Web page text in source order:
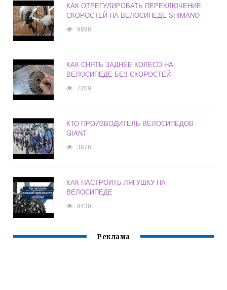
КАК ОТРЕГУЛИРОВАТЬ ПЕРЕКЛЮЧЕНИЕ
СКОРОСТЕЙ НА ВЕЛОСИПЕДЕ SHIMANO
9898
КАК СНЯТЬ ЗАДНЕЕ КОЛЕСО НА
ВЕЛОСИПЕДЕ БЕЗ СКОРОСТЕЙ
7209
КТО ПРОИЗВОДИТЕЛЬ ВЕЛОСИПЕДОВ
GIANT
3876
КАК НАСТРОИТЬ ЛЯГУШКУ НА
ВЕЛОСИПЕДЕ
8439
Реклама